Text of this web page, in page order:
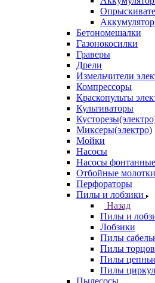
Бетономешалки
Газонокосилки
Граверы
Дрели
Измельчители
Компрессоры
Краскопульты
Культиваторы
Миксеры(электро)
Мойки
Насосы
Насосы фонтанные
Отбойные молотки
Перфораторы
Пилы и лобзики
Назад
Пилы и
Лобзики
Пилы
Пилы
Пилы
Пилы
Пылесосы